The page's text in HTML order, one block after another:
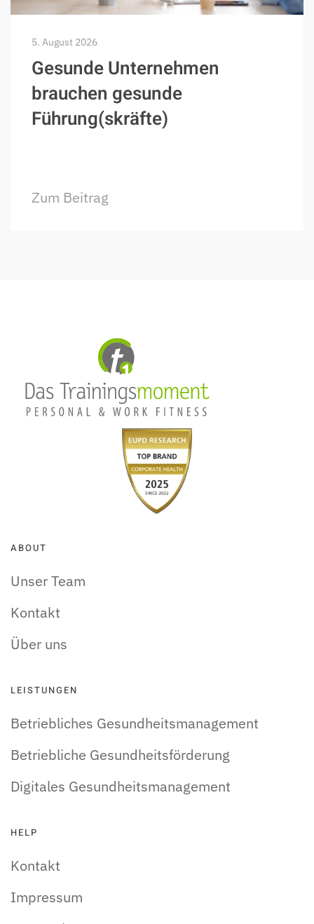
5. August 2026
Gesunde Unternehmen
brauchen gesunde
Führung(skräfte)
Zum Beitrag
ABOUT
Unser Team
Kontakt
Über uns
LEISTUNGEN
Betriebliches Gesundheitsmanagement
Betriebliche Gesundheitsförderung
Digitales Gesundheitsmanagement
HELP
Kontakt
Impressum